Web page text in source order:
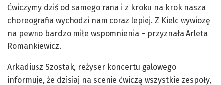
Ćwiczymy dziś od samego rana i z kroku na krok nasza
choreografia wychodzi nam coraz lepiej. Z Kielc wywiozę
na pewno bardzo miłe wspomnienia – przyznała Arleta
Romankiewicz.
Arkadiusz Szostak, reżyser koncertu galowego
informuje, że dzisiaj na scenie ćwiczą wszystkie zespoły,